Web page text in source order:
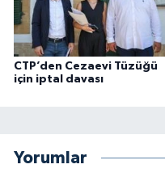
CTP’den Cezaevi Tüzüğü
için iptal davası
Yorumlar